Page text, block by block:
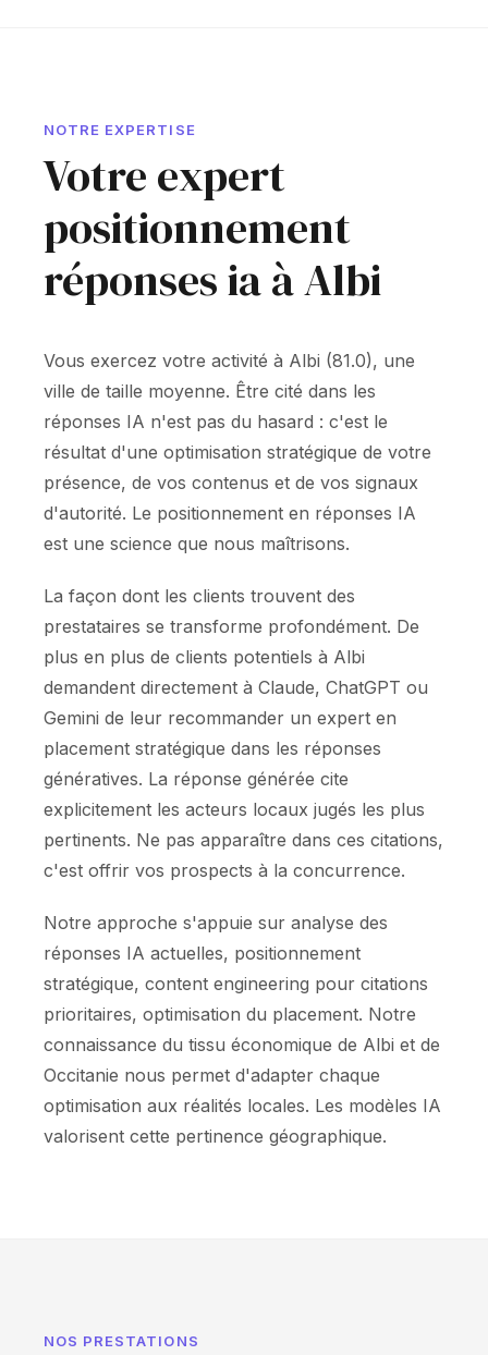
NOTRE EXPERTISE
Votre expert
positionnement
réponses ia à Albi
Vous exercez votre activité à Albi (81.0), une
ville de taille moyenne. Être cité dans les
réponses IA n'est pas du hasard : c'est le
résultat d'une optimisation stratégique de votre
présence, de vos contenus et de vos signaux
d'autorité. Le positionnement en réponses IA
est une science que nous maîtrisons.
La façon dont les clients trouvent des
prestataires se transforme profondément. De
plus en plus de clients potentiels à Albi
demandent directement à Claude, ChatGPT ou
Gemini de leur recommander un expert en
placement stratégique dans les réponses
génératives. La réponse générée cite
explicitement les acteurs locaux jugés les plus
pertinents. Ne pas apparaître dans ces citations,
c'est offrir vos prospects à la concurrence.
Notre approche s'appuie sur analyse des
réponses IA actuelles, positionnement
stratégique, content engineering pour citations
prioritaires, optimisation du placement. Notre
connaissance du tissu économique de Albi et de
Occitanie nous permet d'adapter chaque
optimisation aux réalités locales. Les modèles IA
valorisent cette pertinence géographique.
NOS PRESTATIONS